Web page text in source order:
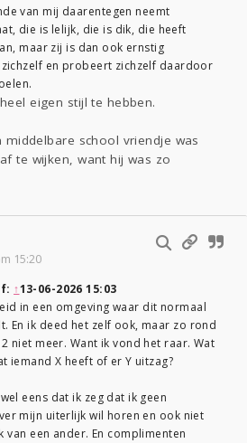
van mij daarentegen neemt
die is lelijk, die is dik, die heeft
maar zij is dan ook ernstig
en probeert zichzelf daardoor
eigen stijl te hebben.
school vriendje was
te wijken, want hij was zo
15:20
↑13-06-2026 15:03
in een omgeving waar dit normaal
En ik deed het zelf ook, maar zo rond
niet meer. Want ik vond het raar. Wat
iemand X heeft of er Y uitzag?
eens dat ik zeg dat ik geen
mijn uiterlijk wil horen en ook niet
van een ander. En complimenten